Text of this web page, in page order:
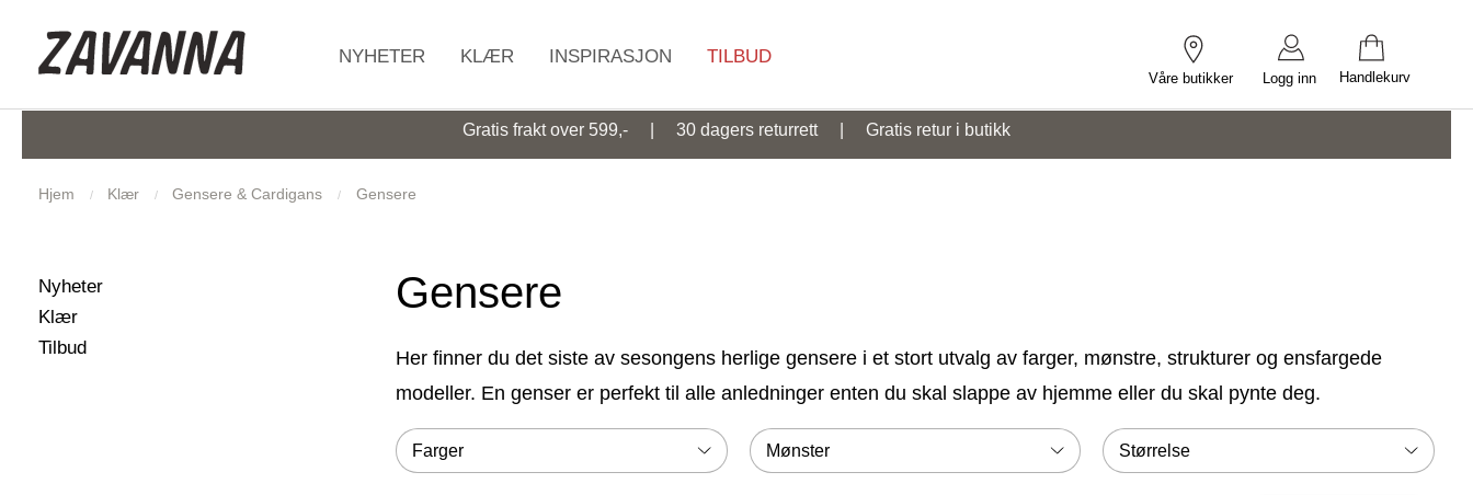
Våre butikker Logg inn Handlekurv
HJEM
NYHETER KLÆR INSPIRASJON TILBUD
Gratis frakt over 599,- | 30 dagers returrett | Gratis retur i butikk
Hjem Klær Gensere & Cardigans Gensere
Gensere
Her finner du det siste av sesongens herlige gensere i et stort utvalg av farger, mønstre, strukturer og ensfargede
modeller. En genser er perfekt til alle anledninger enten du skal slappe av hjemme eller du skal pynte deg.
Filtrer utvalget
Filter
Farger Mønster Størrelse
Filtrer utvalget
Filter
Nyheter
Klær
Tilbud